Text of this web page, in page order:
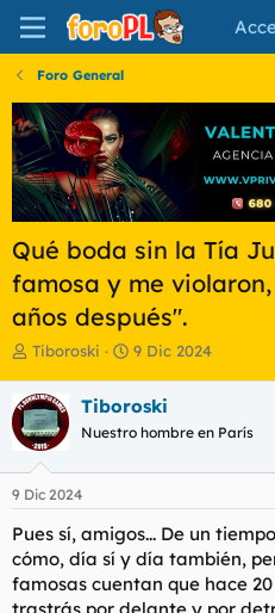
Foro General
Qué boda sin la Tía
famosa y me
años después".
I
i
c
i
a
d
o
d
e
l
t
Tiboroski
F
h
a
e
i
c
i
o
9 Dic 2024
Tiboroski
Nuestro hombre en París
9 Dic 2024
Pues sí, amigos... De un
cómo, día sí y día también,
famosas cuentan que hace
trastrás por delante y por